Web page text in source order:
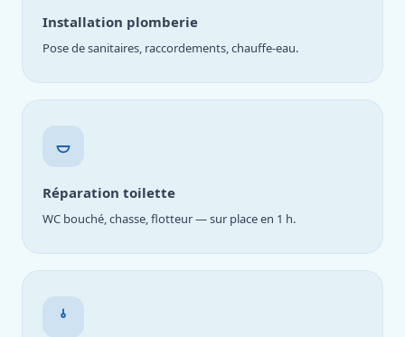
Installation plomberie
Pose de sanitaires, raccordements, chauffe-eau.
Réparation toilette
WC bouché, chasse, flotteur — sur place en 1 h.